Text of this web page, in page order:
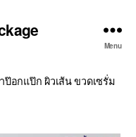
Menu
ป๊อกแป๊ก ผิวเส้น ขวดเซรั่ม